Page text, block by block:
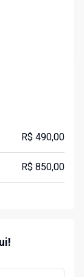
R$ 490,00
R$ 850,00